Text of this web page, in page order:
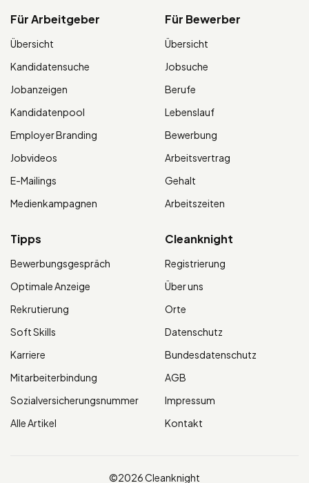
Für Arbeitgeber
Übersicht
Kandidatensuche
Jobanzeigen
Kandidatenpool
Employer Branding
Jobvideos
E-Mailings
Medienkampagnen
Für Bewerber
Übersicht
Jobsuche
Berufe
Lebenslauf
Bewerbung
Arbeitsvertrag
Gehalt
Arbeitszeiten
Tipps
Bewerbungsgespräch
Optimale Anzeige
Rekrutierung
Soft Skills
Karriere
Mitarbeiterbindung
Sozialversicherungsnummer
Alle Artikel
Cleanknight
Registrierung
Über uns
Orte
Datenschutz
Bundesdatenschutz
AGB
Impressum
Kontakt
©2026 Cleanknight